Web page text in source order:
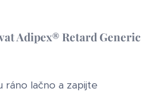
Adipex® Retard Generic
lačno a zapijte